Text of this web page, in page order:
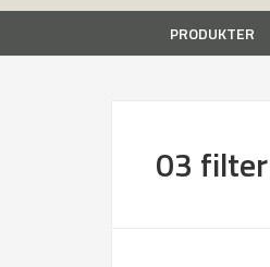
PRODUKTER
03 filter